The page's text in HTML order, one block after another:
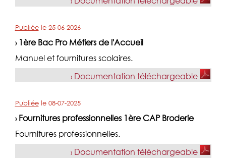
Publiéele 25-06-2026
› 1ère Bac Pro Métiers de l'Accueil
Manuel et fournitures scolaires.
› Documentation téléchargeable
Publiéele 08-07-2025
› Fournitures professionnelles 1ère CAP Broderie
Fournitures professionnelles.
› Documentation téléchargeable